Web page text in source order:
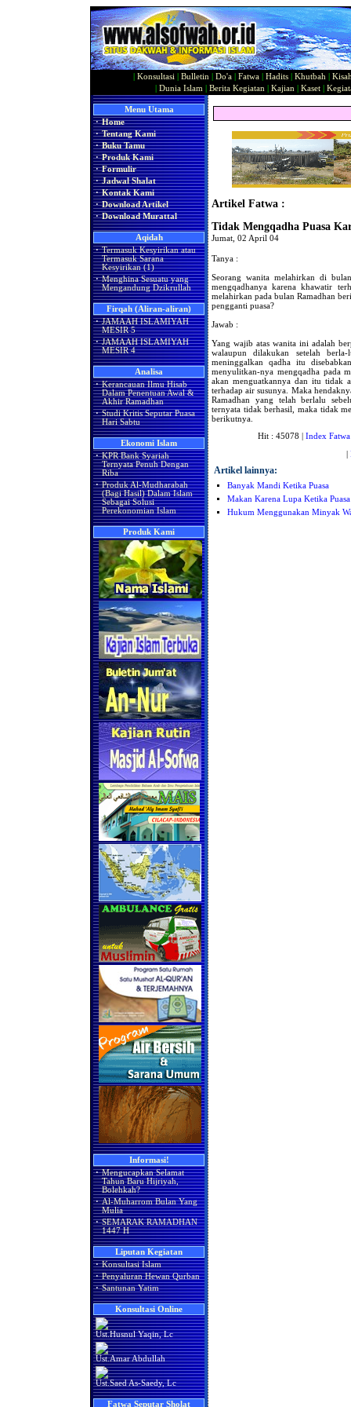
Konsultasi Bulletin Do'a Fatwa Hadits Khutbah
Dunia Islam Berita Kegiatan Kajian Kaset|
Menu Utama
· Home
· Tentang Kami
· Buku Tamu
· Produk Kami
· Formulir
· Jadwal Shalat
· Kontak Kami
· Download Artikel
· Download Murattal
Aqidah
· Termasuk Kesyirikan atau
Termasuk Sarana
Kesyirikan (1)
· Menghina Sesuatu yang
Mengandung Dzikrullah
Firqah (Aliran-aliran)
· JAMAAH ISLAMIYAH
MESIR 5
· JAMAAH ISLAMIYAH
MESIR 4
Analisa
· Kerancauan Ilmu Hisab
Dalam Penentuan Awal &
Akhir Ramadhan
· Studi Kritis Seputar Puasa
Hari Sabtu
Ekonomi Islam
· KPR Bank Syariah
Ternyata Penuh Dengan
Riba
· Produk Al-Mudharabah
(Bagi Hasil) Dalam Islam
Sebagai Solusi
Perekonomian Islam
Produk Kami
Informasi!
· Mengucapkan Selamat
Tahun Baru Hijriyah,
Bolehkah?
· Al-Muharrom Bulan Yang
Mulia
· SEMARAK RAMADHAN
1447 H
Liputan Kegiatan
· Konsultasi Islam
· Penyaluran Hewan Qurban
· Santunan Yatim
Konsultasi Online
Ust.Husnul Yaqin, Lc
Ust.Amar Abdullah
Ust.Saed As-Saedy, Lc
Fatwa Seputar Sholat
Artikel Fatwa :
Tidak Mengqadha Puasa
Jumat, 02 April 04
Tanya :
Seorang wanita melahirkan di
mengqadhanya karena khawatir
melahirkan pada bulan Ramadhan
pengganti puasa?
Jawab :
Yang wajib atas wanita ini adalah
walaupun dilakukan setelah
meninggalkan qadha itu
menyulitkan-nya mengqadha pada
akan menguatkannya dan itu tidak
terhadap air susunya. Maka
Ramadhan yang telah berlalu
ternyata tidak berhasil, maka tidak
berikutnya.
Hit : 45078 | Index Fatwa
|
Artikel lainnya:
Banyak Mandi Ketika Puasa
Makan Karena Lupa Ketika Puasa
Hukum Menggunakan Minyak